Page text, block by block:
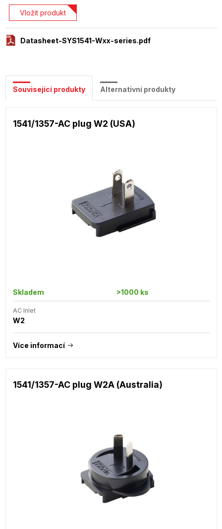
Datasheet-SYS1541-Wxx-series.pdf
Vložit produkt
Související produkty Alternativní produkty
1541/1357-AC plug W2 (USA)
Skladem >1000 ks
AC Inlet
W2
Více informací
1541/1357-AC plug W2A (Australia)